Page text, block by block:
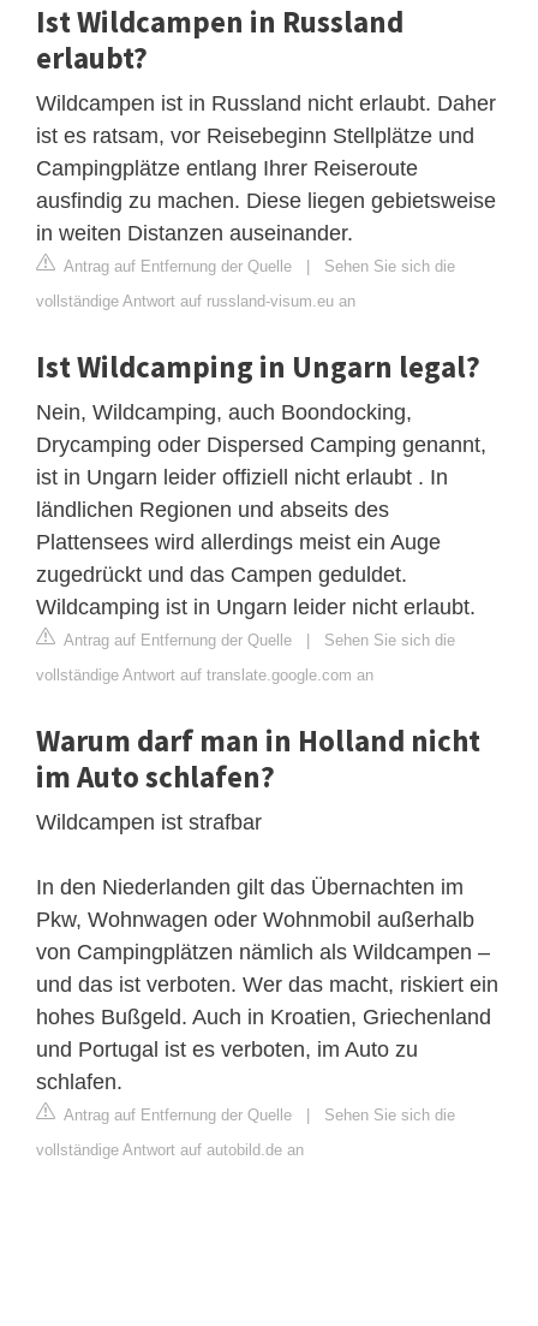
Ist Wildcampen in Russland
erlaubt?
Wildcampen ist in Russland nicht erlaubt. Daher
ist es ratsam, vor Reisebeginn Stellplätze und
Campingplätze entlang Ihrer Reiseroute
ausfindig zu machen. Diese liegen gebietsweise
in weiten Distanzen auseinander.
Antrag auf Entfernung der Quelle | Sehen Sie sich die
vollständige Antwort auf russland-visum.eu an
Ist Wildcamping in Ungarn legal?
Nein, Wildcamping, auch Boondocking,
Drycamping oder Dispersed Camping genannt,
ist in Ungarn leider offiziell nicht erlaubt . In
ländlichen Regionen und abseits des
Plattensees wird allerdings meist ein Auge
zugedrückt und das Campen geduldet.
Wildcamping ist in Ungarn leider nicht erlaubt.
Antrag auf Entfernung der Quelle | Sehen Sie sich die
vollständige Antwort auf translate.google.com an
Warum darf man in Holland nicht
im Auto schlafen?
Wildcampen ist strafbar
In den Niederlanden gilt das Übernachten im
Pkw, Wohnwagen oder Wohnmobil außerhalb
von Campingplätzen nämlich als Wildcampen –
und das ist verboten. Wer das macht, riskiert ein
hohes Bußgeld. Auch in Kroatien, Griechenland
und Portugal ist es verboten, im Auto zu
schlafen.
Antrag auf Entfernung der Quelle | Sehen Sie sich die
vollständige Antwort auf autobild.de an